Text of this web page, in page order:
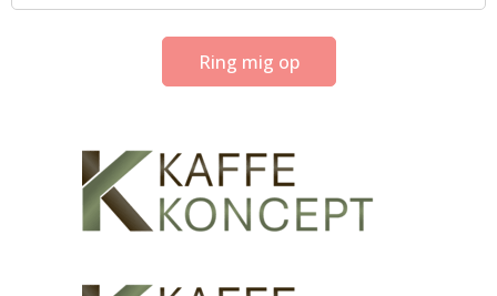
Ring mig op